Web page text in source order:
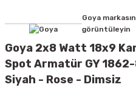
Goya
görüntüleyin
Goya 2x8 Watt 18x9
Spot Armatür GY 1862-
Siyah - Rose - Dimsiz